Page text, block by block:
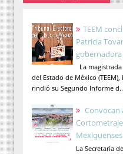
TEEM
Patricia
La
del Estado de México
rindió su Segundo Informe
Convocan
Mexiquenses
La Secretaría